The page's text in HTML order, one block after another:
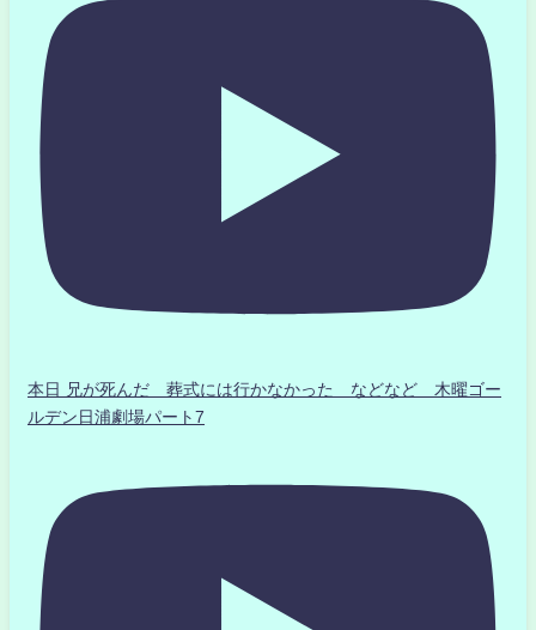
本日 兄が死んだ 葬式には行かなかった などなど 木曜ゴー
ルデン日浦劇場パート7